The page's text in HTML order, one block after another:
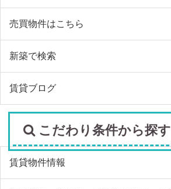
売買物件はこちら
新築で検索
賃貸ブログ
こだわり条件から探す
賃貸物件情報